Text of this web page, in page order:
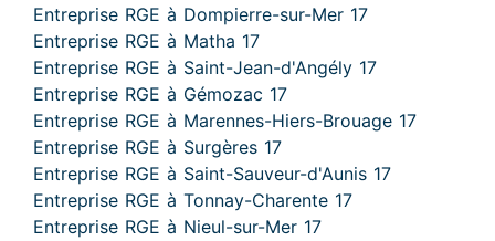
Entreprise RGE à Dompierre-sur-Mer 17
Entreprise RGE à Matha 17
Entreprise RGE à Saint-Jean-d'Angély 17
Entreprise RGE à Gémozac 17
Entreprise RGE à Marennes-Hiers-Brouage 17
Entreprise RGE à Surgères 17
Entreprise RGE à Saint-Sauveur-d'Aunis 17
Entreprise RGE à Tonnay-Charente 17
Entreprise RGE à Nieul-sur-Mer 17